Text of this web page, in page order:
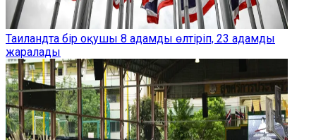
Таиландта бір оқушы 8 адамды өлтіріп, 23 адамды
жаралады